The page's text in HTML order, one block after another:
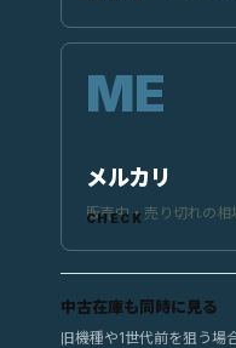
メルカリ
販売中・売り切れの相
中古在庫も同時に見る
旧機種や1世代前を狙う場